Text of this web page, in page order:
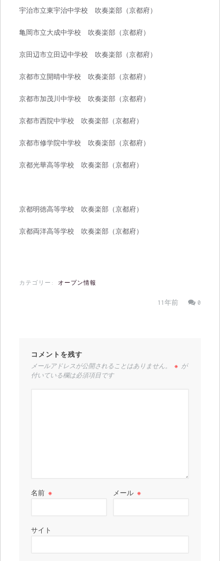
宇治市立東宇治中学校 吹奏楽部（京都府）
亀岡市立大成中学校 吹奏楽部（京都府）
京田辺市立田辺中学校 吹奏楽部（京都府）
京都市立開晴中学校 吹奏楽部（京都府）
京都市加茂川中学校 吹奏楽部（京都府）
京都市西院中学校 吹奏楽部（京都府）
京都市修学院中学校 吹奏楽部（京都府）
京都光華高等学校 吹奏楽部（京都府）
京都明徳高等学校 吹奏楽部（京都府）
京都両洋高等学校 吹奏楽部（京都府）
カテゴリー: オープン情報
0
11年前
コメントを残す
メールアドレスが公開されることはありません。 ※ が
付いている欄は必須項目です
名前 ※ メール※
サイト